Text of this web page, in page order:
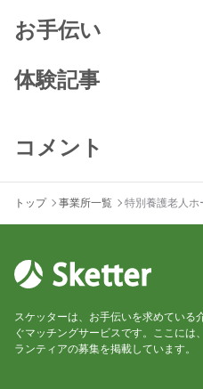
お手伝い
体験記事
コメント
トップ 事業所一覧 特別養護老人ホ
スケッターは、お手伝いを求めている
ぐマッチングサービスです。ここに
ランティアの募集を掲載しています。